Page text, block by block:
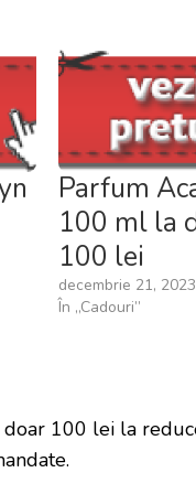
Parfum
100 ml la
100 lei
decembrie 21, 2023
În „Cadouri”
100 lei la